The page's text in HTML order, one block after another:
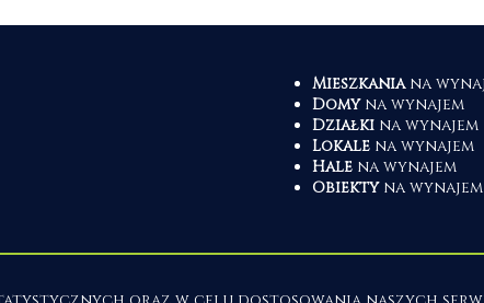
Mieszkaniana
Domyna wynajem
Działki na wynajem
Lokale na wynajem
Hale na wynajem
Obiektyna wynajem